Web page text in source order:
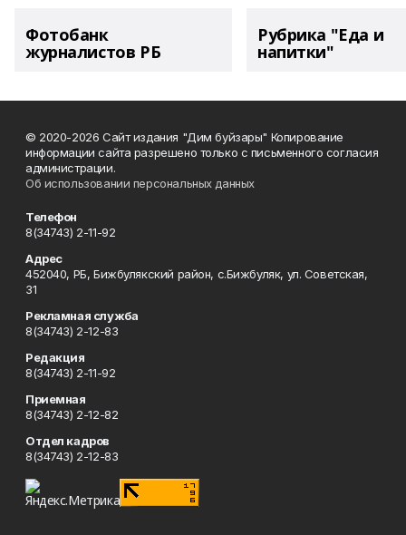
Фотобанк
журналистов РБ
Рубрика "Еда и
напитки"
© 2020-2026 Сайт издания "Дим буйзары" Копирование
информации сайта разрешено только с письменного согласия
администрации.
Об использовании персональных данных
Телефон
8(34743) 2-11-92
Адрес
452040, РБ, Бижбулякский район, с.Бижбуляк, ул. Советская,
31
Рекламная служба
8(34743) 2-12-83
Редакция
8(34743) 2-11-92
Приемная
8(34743) 2-12-82
Отдел кадров
8(34743) 2-12-83